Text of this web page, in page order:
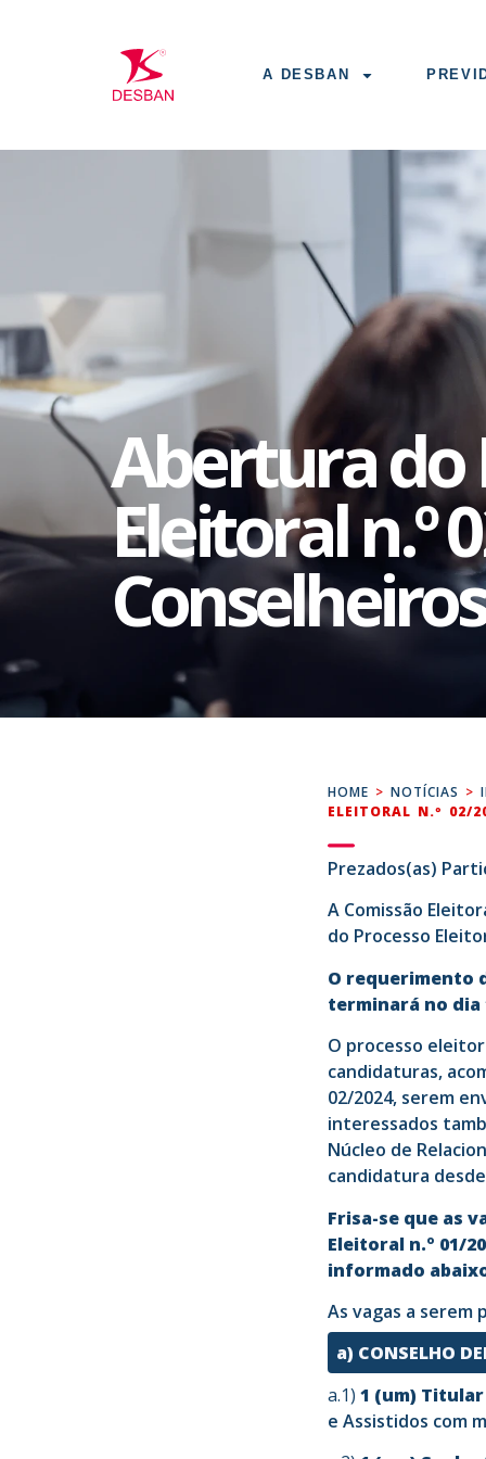
A DESBAN
Abertura do
Eleitoral n.º
HOME >NOTÍCIAS >
ELEITORAL N.º 02/
Prezados(as)
A Comissão
do Processo
O requerimento
terminará no dia
O processo
candidaturas,
02/2024, serem
interessados
Núcleo de
candidatura
Frisa-se que as
Eleitoral n.º 01/
informado
As vagas a serem
a) CONSELHO
a.1) 1 (um)
e Assistidos com